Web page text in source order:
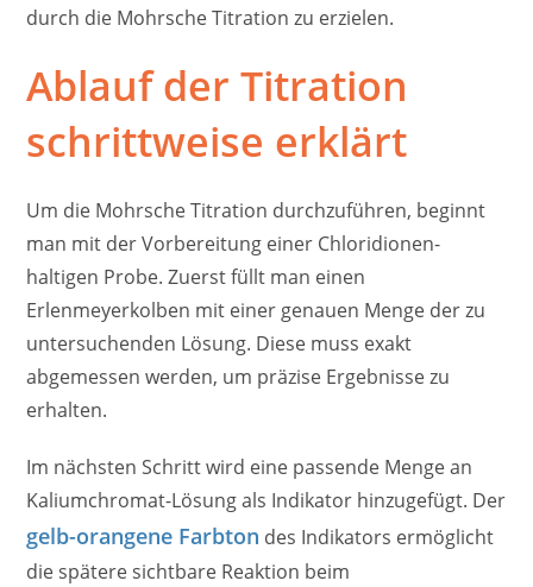
durch die Mohrsche Titration zu erzielen.
Ablauf der Titration
schrittweise erklärt
Um die Mohrsche Titration durchzuführen, beginnt
man mit der Vorbereitung einer Chloridionen-
haltigen Probe. Zuerst füllt man einen
Erlenmeyerkolben mit einer genauen Menge der zu
untersuchenden Lösung. Diese muss exakt
abgemessen werden, um präzise Ergebnisse zu
erhalten.
Im nächsten Schritt wird eine passende Menge an
Kaliumchromat-Lösung als Indikator hinzugefügt. Der
gelb-orangene Farbton des Indikators ermöglicht
die spätere sichtbare Reaktion beim